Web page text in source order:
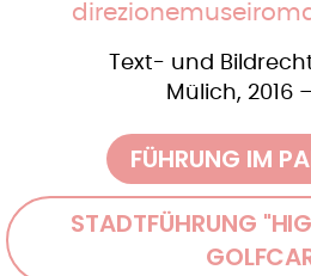
Text- und
Mülich, 2016
FÜHRUNG IM
STADTFÜHRUNG